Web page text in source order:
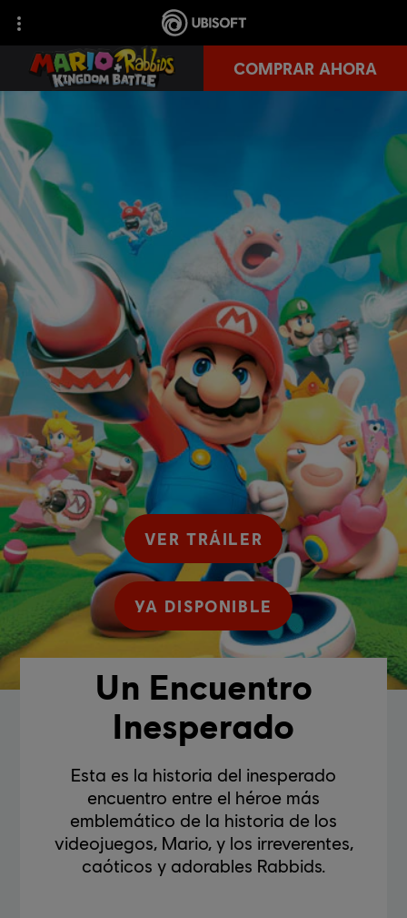
COMPRAR AHORA
Un Encuentro
Inesperado
Esta es la historia del inesperado
encuentro entre el héroe más
emblemático de la historia de los
videojuegos, Mario, y los irreverentes,
caóticos y adorables Rabbids.
VER TRÁILER
YA DISPONIBLE